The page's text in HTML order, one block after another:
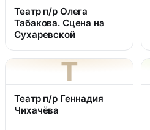
Театр п/р Олега
Табакова. Сцена на
Сухаревской
Т
Театр п/р Геннадия
Чихачёва